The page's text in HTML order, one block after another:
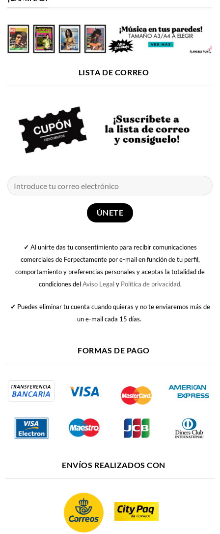
LISTA DE CORREO
✓ Al unirte das tu consentimiento para recibir comunicaciones
comerciales de Ferpectamente por e-mail en función de tu perfil,
comportamiento y preferencias personales y aceptas la totalidad de
condiciones delAviso Legaly Política de privacidad.
✓ Puedes eliminar tu cuenta cuando quieras y no te enviaremos más de
un e-mail cada 15 días.
FORMAS DE PAGO
ENVÍOS REALIZADOS CON